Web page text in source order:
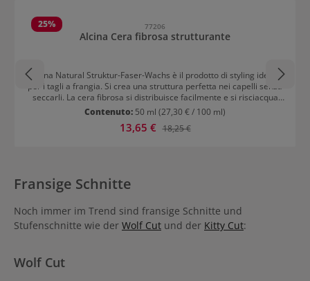
25% 77206
Alcina Cera fibrosa strutturante
Alcina Natural Struktur-Faser-Wachs è il prodotto di styling ideale
per i tagli a frangia. Si crea una struttura perfetta nei capelli senza
seccarli. La cera fibrosa si distribuisce facilmente e si risciacqua
senza problemi. I capelli rimangono comunque flessibili.
Contenuto: 50 ml (27,30 € / 100 ml)
Prezzo di vendita:
13,65 € Prezzo normale:
18,25 €
Fransige Schnitte
Noch immer im Trend sind fransige Schnitte und
Stufenschnitte wie der Wolf Cut und der Kitty Cut:
Wolf Cut